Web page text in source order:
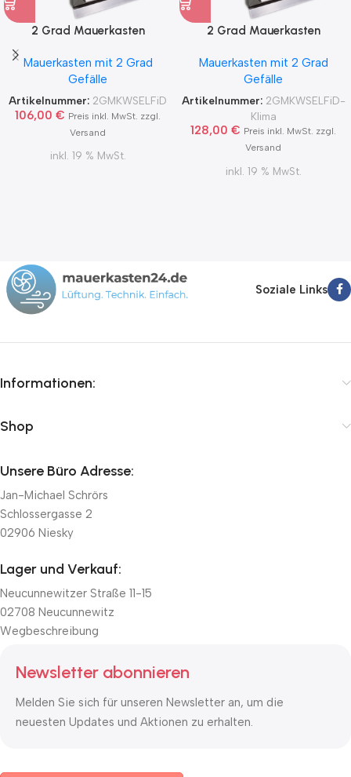
2 Grad Mauerkasten
Kondensatablauf auch mit
Blower Door Test und
Zertifikat Ø100, 125, 150
2Grad MKWSELFiD
Mauerkasten mit 2 Grad
Gefälle
Artikelnummer: 2GMKWSELFiD
106,00 € Preis inkl. MwSt. zzgl.
Versand
inkl. 19 % MwSt.
2 Grad Mauerkasten
Kondensatablauf für
Klimageräte Ø150 2Grad
MKWSELFiD
Mauerkasten mit 2 Grad
Gefälle
Artikelnummer: 2GMKWSELFiD-
Klima
128,00 € Preis inkl. MwSt. zzgl.
Versand
inkl. 19 % MwSt.
Soziale Links
Informationen:
Shop
Unsere Büro Adresse:
Jan-Michael Schrörs
Schlossergasse 2
02906 Niesky
Lager und Verkauf:
Neucunnewitzer Straße 11-15
02708 Neucunnewitz
Wegbeschreibung
Newsletter abonnieren
Melden Sie sich für unseren Newsletter an, um die
neuesten Updates und Aktionen zu erhalten.